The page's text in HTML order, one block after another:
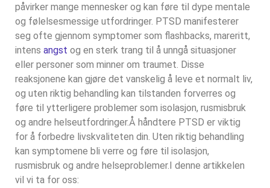
påvirker mange mennesker og kan føre til dype mentale
og følelsesmessige utfordringer. PTSD manifesterer
seg ofte gjennom symptomer som flashbacks, mareritt,
intens angst og en sterk trang til å unngå situasjoner
eller personer som minner om traumet. Disse
reaksjonene kan gjøre det vanskelig å leve et normalt liv,
og uten riktig behandling kan tilstanden forverres og
føre til ytterligere problemer som isolasjon, rusmisbruk
og andre helseutfordringer.Å håndtere PTSD er viktig
for å forbedre livskvaliteten din. Uten riktig behandling
kan symptomene bli verre og føre til isolasjon,
rusmisbruk og andre helseproblemer.I denne artikkelen
vil vi ta for oss: